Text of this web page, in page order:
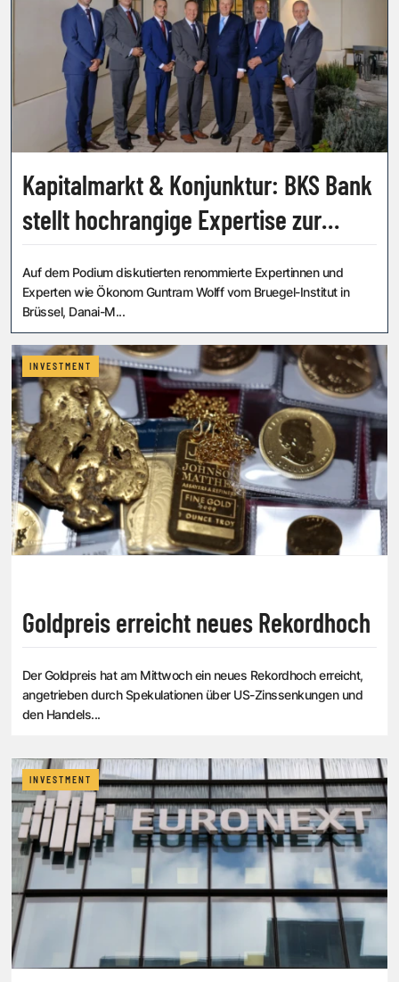
Kapitalmarkt & Konjunktur: BKS Bank
stellt hochrangige Expertise zur
Auf dem Podium diskutierten renommierte Expertinnen und
Experten wie Ökonom Guntram Wolff vom Bruegel-Institut in
Brüssel, Danai-M...
INVESTMENT
Goldpreis erreicht neues Rekordhoch
Der Goldpreis hat am Mittwoch ein neues Rekordhoch erreicht,
angetrieben durch Spekulationen über US-Zinssenkungen und
den Handels...
INVESTMENT